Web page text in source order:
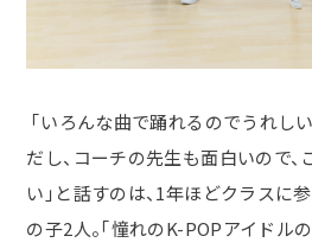
「いろんな曲で踊れるのでうれしい
だし、コーチの先生も面白いので
い」と話すのは、1年ほどクラスに
の子2人。「憧れのK-POPアイドル